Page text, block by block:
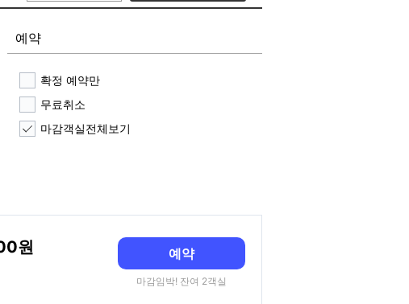
예약
확정 예약만
무료취소
마감객실전체보기
예약
마감임박! 잔여 2객실